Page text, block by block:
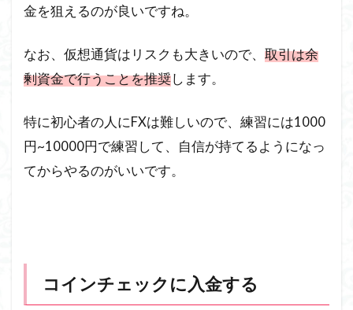
金を狙えるのが良いですね。
なお、仮想通貨はリスクも大きいので、 取引は余
剰資金で行うことを推奨します。
特に初心者の人にFXは難しいので、練習には1000
円~10000円で練習して、自信が持てるようになっ
てからやるのがいいです。
コインチェックに入金する